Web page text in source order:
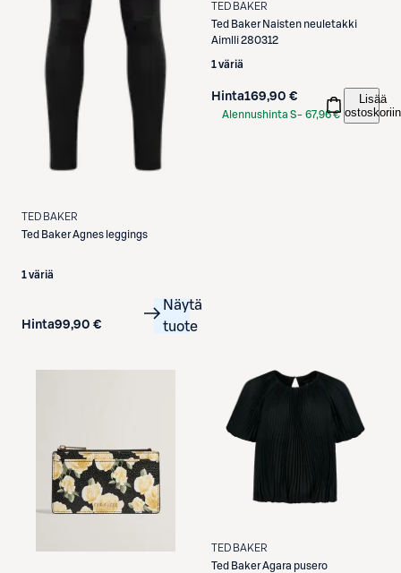
TED BAKER
Ted BakerAgnes leggings
1 väriä
Hinta99,90 €
Näytä
tuote
TED BAKER
Ted Baker Naisten neuletakki
Aimlli 280312
1 väriä
Hinta169,90 €
Alennushinta S- 67,96 €
Lisää
ostoskoriin
TED BAKER
Ted BakerAgara pusero